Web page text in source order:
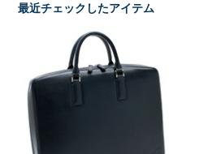
最近チェックしたアイテム